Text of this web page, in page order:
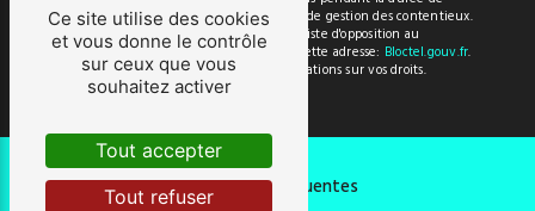
prescription légale aux fins probatoires et de gestion des contentieux.
Vous avez le droit de vous inscrire sur la liste d'opposition au
démarchage téléphonique, disponible à cette adresse: Bloctel.gouv.fr.
Consultez le site cnil.fr pour plus d’informations sur vos droits.
Recherches fréquentes
Ce site utilise des cookies
et vous donne le contrôle
sur ceux que vous
souhaitez activer
Tout accepter
Tout refuser